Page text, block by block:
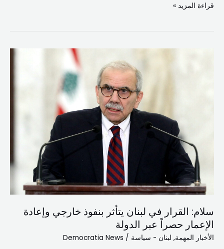
قراءة المزيد »
سلام: القرار في لبنان يتأثر بنفوذ خارجي وإعادة
الإعمار حصراً عبر الدولة
الأخبار المهمة, لبنان - سياسة /
Democratia News
الإعمار
حصراً
الدولة